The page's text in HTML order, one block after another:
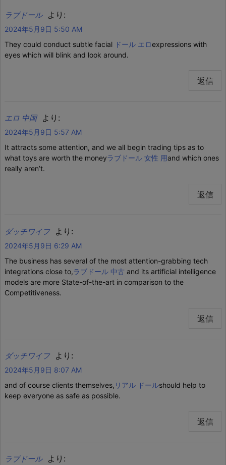
ラブドール より:
2024年5月9日 5:50 AM
They could conduct subtle facial ドール エロexpressions with
eyes which will blink and look around.
返信
エロ 中国 より:
2024年5月9日 5:57 AM
It attracts some attention, and we all begin trading tips as to
what toys are worth the moneyラブドール 女性 用and which ones
really aren’t.
返信
ダッチワイフ より:
2024年5月9日 6:29 AM
The business has several of the most attention-grabbing tech
integrations close to,ラブドール 中古 and its artificial intelligence
models are more State-of-the-art in comparison to the
Competitiveness.
返信
ダッチワイフ より:
2024年5月9日 8:07 AM
and of course clients themselves, リアル ドールshould help to
keep everyone as safe as possible.
返信
ラブドール より: